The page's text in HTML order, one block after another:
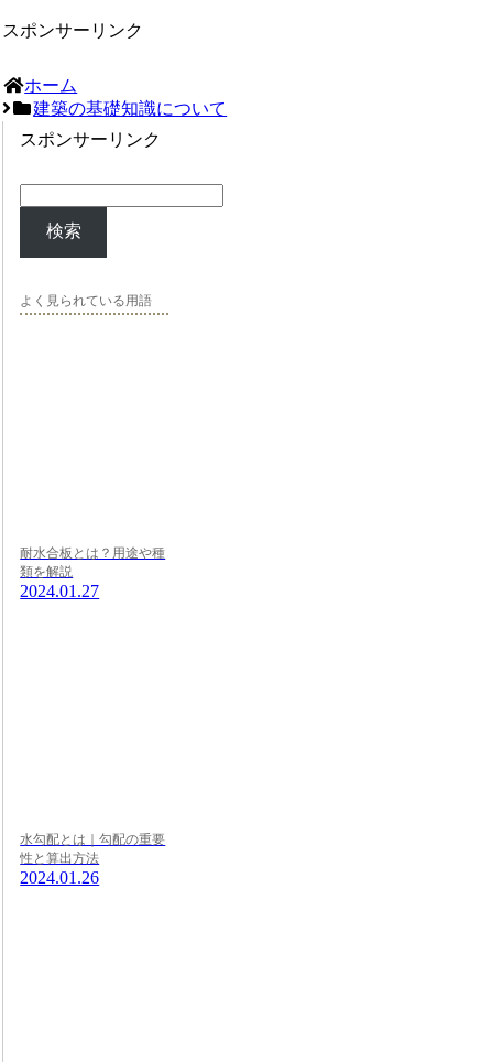
スポンサーリンク
ホーム
建築の基礎知識について
スポンサーリンク
検索
よく見られている用語
耐水合板とは？用途や種
類を解説
2024.01.27
水勾配とは｜勾配の重要
性と算出方法
2024.01.26